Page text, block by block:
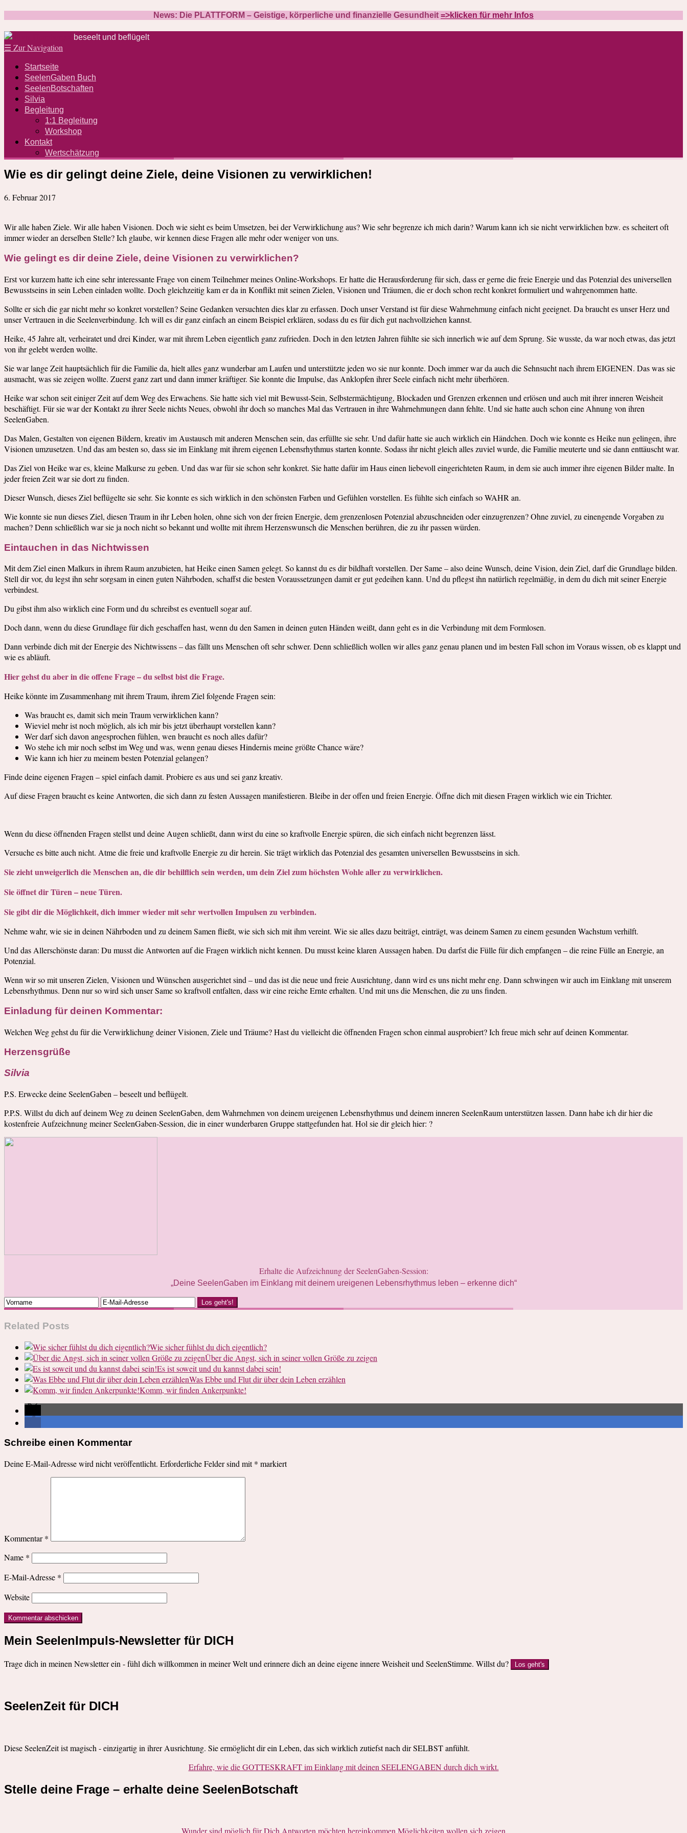
News: Die PLATTFORM – Geistige, körperliche und finanzielle Gesundheit =>klicken für mehr Infos
beseelt und beflügelt
☰ Zur Navigation
Startseite
SeelenGaben Buch
SeelenBotschaften
Silvia
Begleitung
1:1 Begleitung
Workshop
Kontakt
Wertschätzung
Wie es dir gelingt deine Ziele, deine Visionen zu verwirklichen!
6. Februar 2017
Wir alle haben Ziele. Wir alle haben Visionen. Doch wie sieht es beim Umsetzen, bei der Verwirklichung aus? Wie sehr begrenze ich mich darin? Warum kann ich sie nicht verwirklichen bzw. es scheitert oft
immer wieder an derselben Stelle? Ich glaube, wir kennen diese Fragen alle mehr oder weniger von uns.
Wie gelingt es dir deine Ziele, deine Visionen zu verwirklichen?
Erst vor kurzem hatte ich eine sehr interessante Frage von einem Teilnehmer meines Online-Workshops. Er hatte die Herausforderung für sich, dass er gerne die freie Energie und das Potenzial des universellen
Bewusstseins in sein Leben einladen wollte. Doch gleichzeitig kam er da in Konflikt mit seinen Zielen, Visionen und Träumen, die er doch schon recht konkret formuliert und wahrgenommen hatte.
Sollte er sich die gar nicht mehr so konkret vorstellen? Seine Gedanken versuchten dies klar zu erfassen. Doch unser Verstand ist für diese Wahrnehmung einfach nicht geeignet. Da braucht es unser Herz und
unser Vertrauen in die Seelenverbindung. Ich will es dir ganz einfach an einem Beispiel erklären, sodass du es für dich gut nachvollziehen kannst.
Heike, 45 Jahre alt, verheiratet und drei Kinder, war mit ihrem Leben eigentlich ganz zufrieden. Doch in den letzten Jahren fühlte sie sich innerlich wie auf dem Sprung. Sie wusste, da war noch etwas, das jetzt
von ihr gelebt werden wollte.
Sie war lange Zeit hauptsächlich für die Familie da, hielt alles ganz wunderbar am Laufen und unterstützte jeden wo sie nur konnte. Doch immer war da auch die Sehnsucht nach ihrem EIGENEN. Das was sie
ausmacht, was sie zeigen wollte. Zuerst ganz zart und dann immer kräftiger. Sie konnte die Impulse, das Anklopfen ihrer Seele einfach nicht mehr überhören.
Heike war schon seit einiger Zeit auf dem Weg des Erwachens. Sie hatte sich viel mit Bewusst-Sein, Selbstermächtigung, Blockaden und Grenzen erkennen und erlösen und auch mit ihrer inneren Weisheit
beschäftigt. Für sie war der Kontakt zu ihrer Seele nichts Neues, obwohl ihr doch so manches Mal das Vertrauen in ihre Wahrnehmungen dann fehlte. Und sie hatte auch schon eine Ahnung von ihren
SeelenGaben.
Das Malen, Gestalten von eigenen Bildern, kreativ im Austausch mit anderen Menschen sein, das erfüllte sie sehr. Und dafür hatte sie auch wirklich ein Händchen. Doch wie konnte es Heike nun gelingen, ihre
Visionen umzusetzen. Und das am besten so, dass sie im Einklang mit ihrem eigenen Lebensrhythmus starten konnte. Sodass ihr nicht gleich alles zuviel wurde, die Familie meuterte und sie dann enttäuscht war.
Das Ziel von Heike war es, kleine Malkurse zu geben. Und das war für sie schon sehr konkret. Sie hatte dafür im Haus einen liebevoll eingerichteten Raum, in dem sie auch immer ihre eigenen Bilder malte. In
jeder freien Zeit war sie dort zu finden.
Dieser Wunsch, dieses Ziel beflügelte sie sehr. Sie konnte es sich wirklich in den schönsten Farben und Gefühlen vorstellen. Es fühlte sich einfach so WAHR an.
Wie konnte sie nun dieses Ziel, diesen Traum in ihr Leben holen, ohne sich von der freien Energie, dem grenzenlosen Potenzial abzuschneiden oder einzugrenzen? Ohne zuviel, zu einengende Vorgaben zu
machen? Denn schließlich war sie ja noch nicht so bekannt und wollte mit ihrem Herzenswunsch die Menschen berühren, die zu ihr passen würden.
Eintauchen in das Nichtwissen
Mit dem Ziel einen Malkurs in ihrem Raum anzubieten, hat Heike einen Samen gelegt. So kannst du es dir bildhaft vorstellen. Der Same – also deine Wunsch, deine Vision, dein Ziel, darf die Grundlage bilden.
Stell dir vor, du legst ihn sehr sorgsam in einen guten Nährboden, schaffst die besten Voraussetzungen damit er gut gedeihen kann. Und du pflegst ihn natürlich regelmäßig, in dem du dich mit seiner Energie
verbindest.
Du gibst ihm also wirklich eine Form und du schreibst es eventuell sogar auf.
Doch dann, wenn du diese Grundlage für dich geschaffen hast, wenn du den Samen in deinen guten Händen weißt, dann geht es in die Verbindung mit dem Formlosen.
Dann verbinde dich mit der Energie des Nichtwissens – das fällt uns Menschen oft sehr schwer. Denn schließlich wollen wir alles ganz genau planen und im besten Fall schon im Voraus wissen, ob es klappt und
wie es abläuft.
Hier gehst du aber in die offene Frage – du selbst bist die Frage.
Heike könnte im Zusammenhang mit ihrem Traum, ihrem Ziel folgende Fragen sein:
Was braucht es, damit sich mein Traum verwirklichen kann?
Wieviel mehr ist noch möglich, als ich mir bis jetzt überhaupt vorstellen kann?
Wer darf sich davon angesprochen fühlen, wen braucht es noch alles dafür?
Wo stehe ich mir noch selbst im Weg und was, wenn genau dieses Hindernis meine größte Chance wäre?
Wie kann ich hier zu meinem besten Potenzial gelangen?
Finde deine eigenen Fragen – spiel einfach damit. Probiere es aus und sei ganz kreativ.
Auf diese Fragen braucht es keine Antworten, die sich dann zu festen Aussagen manifestieren. Bleibe in der offen und freien Energie. Öffne dich mit diesen Fragen wirklich wie ein Trichter.
Wenn du diese öffnenden Fragen stellst und deine Augen schließt, dann wirst du eine so kraftvolle Energie spüren, die sich einfach nicht begrenzen lässt.
Versuche es bitte auch nicht. Atme die freie und kraftvolle Energie zu dir herein. Sie trägt wirklich das Potenzial des gesamten universellen Bewusstseins in sich.
Sie zieht unweigerlich die Menschen an, die dir behilflich sein werden, um dein Ziel zum höchsten Wohle aller zu verwirklichen.
Sie öffnet dir Türen – neue Türen.
Sie gibt dir die Möglichkeit, dich immer wieder mit sehr wertvollen Impulsen zu verbinden.
Nehme wahr, wie sie in deinen Nährboden und zu deinem Samen fließt, wie sich sich mit ihm vereint. Wie sie alles dazu beiträgt, einträgt, was deinem Samen zu einem gesunden Wachstum verhilft.
Und das Allerschönste daran: Du musst die Antworten auf die Fragen wirklich nicht kennen. Du musst keine klaren Aussagen haben. Du darfst die Fülle für dich empfangen – die reine Fülle an Energie, an
Potenzial.
Wenn wir so mit unseren Zielen, Visionen und Wünschen ausgerichtet sind – und das ist die neue und freie Ausrichtung, dann wird es uns nicht mehr eng. Dann schwingen wir auch im Einklang mit unserem
Lebensrhythmus. Denn nur so wird sich unser Same so kraftvoll entfalten, dass wir eine reiche Ernte erhalten. Und mit uns die Menschen, die zu uns finden.
Einladung für deinen Kommentar:
Welchen Weg gehst du für die Verwirklichung deiner Visionen, Ziele und Träume? Hast du vielleicht die öffnenden Fragen schon einmal ausprobiert? Ich freue mich sehr auf deinen Kommentar.
Herzensgrüße
Silvia
P.S. Erwecke deine SeelenGaben – beseelt und beflügelt.
P.P.S. Willst du dich auf deinem Weg zu deinen SeelenGaben, dem Wahrnehmen von deinem ureigenen Lebensrhythmus und deinem inneren SeelenRaum unterstützen lassen. Dann habe ich dir hier die
kostenfreie Aufzeichnung meiner SeelenGaben-Session, die in einer wunderbaren Gruppe stattgefunden hat. Hol sie dir gleich hier: ?
Erhalte die Aufzeichnung der SeelenGaben-Session:
„Deine SeelenGaben im Einklang mit deinem ureigenen Lebensrhythmus leben – erkenne dich“
Los geht's!
Related Posts
Wie sicher fühlst du dich eigentlich?
Über die Angst, sich in seiner vollen Größe zu zeigen
Es ist soweit und du kannst dabei sein!
Was Ebbe und Flut dir über dein Leben erzählen
Komm, wir finden Ankerpunkte!
Schreibe einen Kommentar
Deine E-Mail-Adresse wird nicht veröffentlicht. Erforderliche Felder sind mit* markiert
Kommentar*
Name *
E-Mail-Adresse *
Website
Mein SeelenImpuls-Newsletter für DICH
Trage dich in meinen Newsletter ein - fühl dich willkommen in meiner Welt und erinnere dich an deine eigene innere Weisheit und SeelenStimme. Willst du? Los geht's
SeelenZeit für DICH
Diese SeelenZeit ist magisch - einzigartig in ihrer Ausrichtung. Sie ermöglicht dir ein Leben, das sich wirklich zutiefst nach dir SELBST anfühlt.
Erfahre, wie die GOTTESKRAFT im Einklang mit deinen SEELENGABEN durch dich wirkt.
Stelle deine Frage – erhalte deine SeelenBotschaft